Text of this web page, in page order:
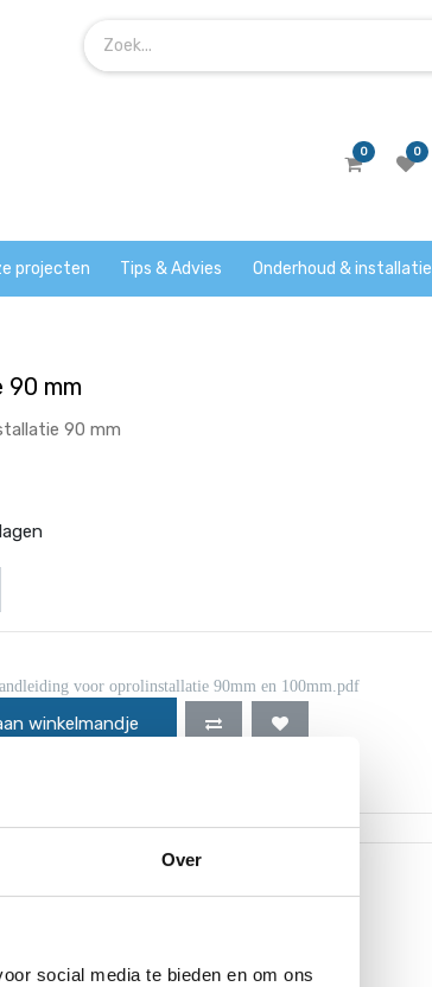
Over
social media te bieden en om ons
0 0
projecten Tips & Advies Onderhoud & installatie
90 mm
90 mm
voor oprolinstallatie 90mm en 100mm.pdf
winkelmandje